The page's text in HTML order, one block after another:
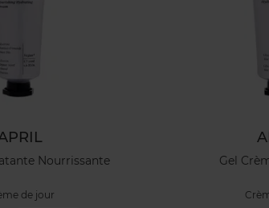
Nourrissante
de jour
Gel